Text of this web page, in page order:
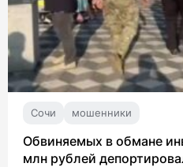
Сочи мошенники
Обвиняемых в обмане
млн рублей